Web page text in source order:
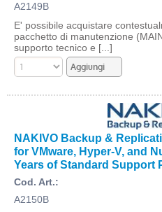
A2149B
E' possibile acquistare
pacchetto di manutenzione
supporto tecnico e [...]
NAKIVO Backup &
for VMware, Hyper-V, and
Years of Standard Support
Cod. Art.:
A2150B